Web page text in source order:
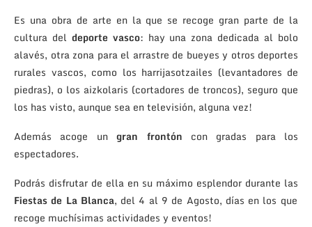
Es una obra de arte en la que se recoge gran parte de la
cultura del deporte vasco: hay una zona dedicada al bolo
alavés, otra zona para el arrastre de bueyes y otros deportes
rurales vascos, como los harrijasotzailes (levantadores de
piedras), o los aizkolaris (cortadores de troncos), seguro que
los has visto, aunque sea en televisión, alguna vez!
Además acoge ungran frontón con gradas para los
espectadores.
Podrás disfrutar de ella en su máximo esplendor durante las
Fiestas de La Blanca, del 4 al 9 de Agosto, días en los que
recoge muchísimas actividades y eventos!